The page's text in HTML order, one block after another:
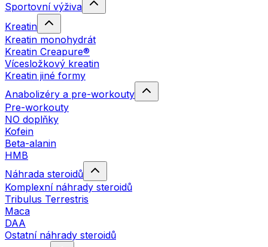
Sportovní výživa
Kreatin
Kreatin monohydrát
Kreatin Creapure®
Vícesložkový kreatin
Kreatin jiné formy
Anabolizéry a pre-workouty
Pre-workouty
NO doplňky
Kofein
Beta-alanin
HMB
Náhrada steroidů
Komplexní náhrady steroidů
Tribulus Terrestris
Maca
DAA
Ostatní náhrady steroidů